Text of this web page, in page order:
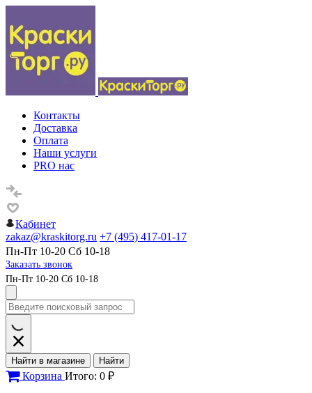
Контакты
Доставка
Оплата
Наши услуги
PRO нас
Кабинет
zakaz@kraskitorg.ru +7 (495) 417-01-17
Пн-Пт 10-20 Сб 10-18
Заказать звонок
Пн-Пт 10-20 Сб 10-18
Найти в магазине Найти
Корзина Итого: 0 ₽